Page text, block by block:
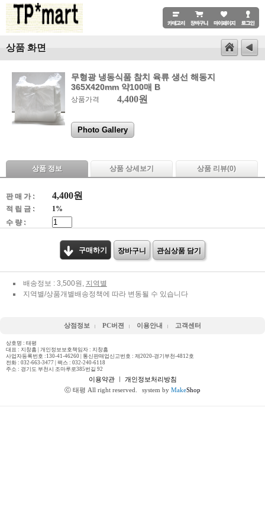
상품 화면
무형광 냉동식품 참치 육류 생선 해동지
365X420mm 약100매 B
상품가격 4,400원
Photo Gallery
상품 정보 상품 상세보기 상품 리뷰(0)
판 매 가 : 4,400원
적 립 금 :
1%
수 량 :
구매하기 장바구니 관심상품 담기
배송정보 : 3,500원, 지역별
지역별/상품개별배송정책에 따라 변동될 수 있습니다
상점정보 PC버젼 이용안내 고객센터
상호명 : 태평
대표 : 지창흠 | 개인정보보호책임자 : 지창흠
사업자등록번호 :130-41-46260 | 통신판매업신고번호 : 제2020-경기부천-4812호
전화 : 032-663-3477 | 팩스 : 032-240-6118
주소 : 경기도 부천시 조마루로385번길 92
이용약관ㅣ 개인정보처리방침
ⓒ 태평 All right reserved.
system by MakeShop